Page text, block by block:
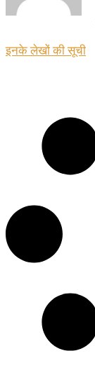
इनके लेखों की सूची